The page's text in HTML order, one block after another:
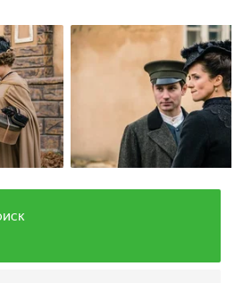
где живет ее тетушка и
планирует узнать тайну его
на жизнь
в гимназии. Но вместе с этим
преступления и
бесстрашной амазонки, которым